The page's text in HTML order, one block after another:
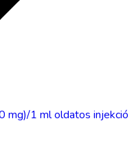
mg)/1 ml oldatos injekció